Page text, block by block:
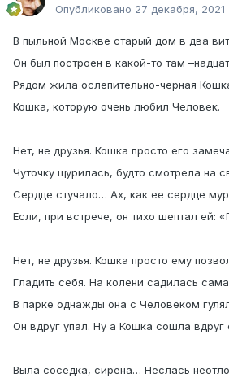
Опубликовано 27 декабря, 2021
В пыльной Москве старый дом в два
Он был построен в какой-то там
Рядом жила ослепительно-черная
Кошка, которую очень любил Человек.
Нет, не друзья. Кошка просто его
Чуточку щурилась, будто смотрела на
Сердце стучало… Ах, как ее сердце
Если, при встрече, он тихо шептал ей:
Нет, не друзья. Кошка просто ему
Гладить себя. На колени садилась
В парке однажды она с Человеком
Он вдруг упал. Ну а Кошка сошла вдруг
Выла соседка, сирена… Неслась